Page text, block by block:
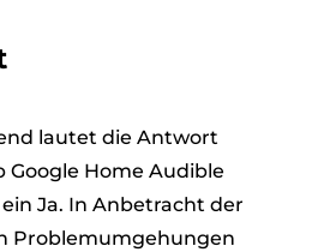
lautet die Antwort
Google Home Audible
Ja. In Anbetracht der
Problemumgehungen